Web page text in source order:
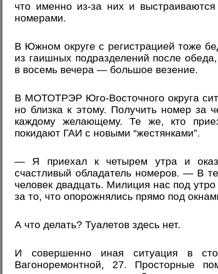
что именно из-за них и
номерами.
В Южном округе с регистрацией тоже
из гаишных подразделений после
в восемь вечера — большое везение.
В МОТОТРЭР Юго-Восточного округа
но близка к этому. Получить номер за
каждому желающему. Те же, кто
покидают ГАИ с новыми “жестянками”.
— Я приехал к четырем утра и
счастливый обладатель номеров. — В
человек двадцать. Милиция нас под
за то, что опорожнялись прямо под
А что делать? Туалетов здесь нет.
И совершенно иная ситуация в
Вагоноремонтной, 27. Просторные